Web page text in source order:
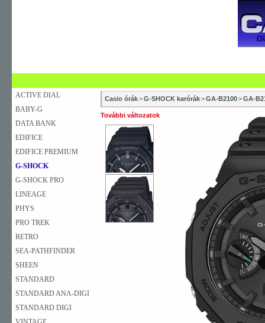
ACTIVE DIAL
BABY-G
DATA BANK
EDIFICE
EDIFICE PREMIUM
G-SHOCK
G-SHOCK PRO
LINEAGE
PHYS
PRO TREK
RETRO
SEA-PATHFINDER
SHEEN
STANDARD
STANDARD ANA-DIGI
STANDARD DIGI
Casio órák>G-SHOCK karórák>GA-B2100>GA-
További változatok